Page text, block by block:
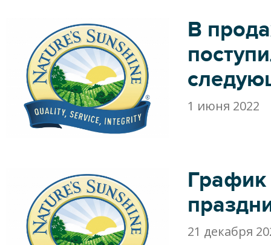
В
1 июня 2022
21 декабря